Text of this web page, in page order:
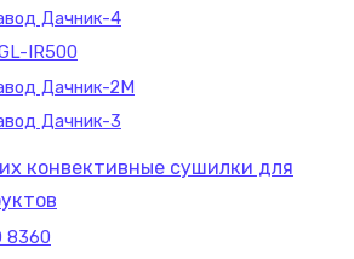
Дачник-4
IR500
Дачник-2М
Дачник-3
конвективные сушилки для
8360